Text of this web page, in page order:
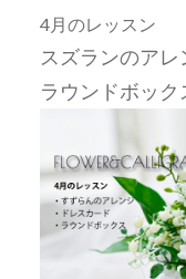
4月のレッスン
スズランのア
ラウンドボッ